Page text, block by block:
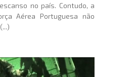
no país. Contudo, a
Aérea Portuguesa não